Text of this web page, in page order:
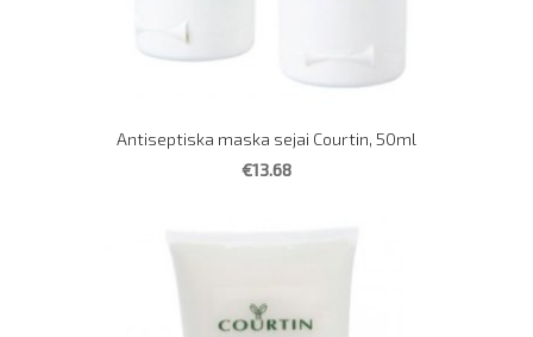
Antiseptiska maska sejai Courtin, 50ml
€13.68